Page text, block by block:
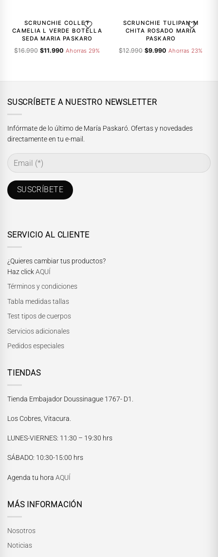
era:
$14.990.
es:
$9.990.
$12.990.
$9.990.
AGREGAR A LA LISTA DE DESEOS
SCRUNCHIE COLLET
CAMELIA L VERDE BOTELLA
SEDA MARIA PASKARO
$16.990
El
$11.990
El
Ahorras 29%
AGREGAR
SCRUNCHIE TULIPAN M
CHITA ROSADO MARIA
PASKARO
$12.990
El
$9.990
El Ahorras 23%
SUSCRÍBETE A NUESTRO NEWSLETTER
Infórmate de lo último de María Paskaró. Ofertas y novedades
directamente en tu e-mail.
SERVICIO AL CLIENTE
¿Quieres cambiar tus productos?
Haz clickAQUÍ
Términos y condiciones
Tabla medidas tallas
Test tipos de cuerpos
Servicios adicionales
Pedidos especiales
TIENDAS
Tienda Embajador Doussinague 1767- D1.
Los Cobres, Vitacura.
LUNES-VIERNES: 11:30 – 19:30 hrs
SÁBADO: 10:30-15:00 hrs
Agenda tu hora AQUÍ
MÁS INFORMACIÓN
Nosotros
Noticias
María Paskaró